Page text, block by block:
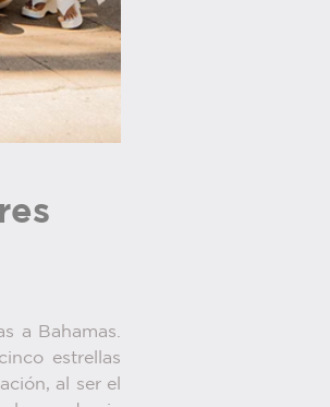
a Bahamas.
estrellas
al ser el